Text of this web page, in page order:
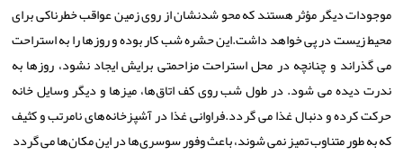
موجودات دیگر مؤثر هستند که محو شدنشان از روی زمین عواقب خطرناکی برای
محیط زیست در پی خواهد داشت.این حشره شب کار بوده و روزها را به استراحت
می ‌گذراند و چنانچه در محل استراحت مزاحمتی برایش ایجاد نشود، روزها به
ندرت دیده می ‌شود. در طول شب روی کف اتاق‌ها، میزها و دیگر وسایل خانه
حرکت کرده و دنبال غذا می ‌گردد.فراوانی غذا در آشپزخانه‌های نامرتب و کثیف
که به طور متناوب تمیز نمی ‌شوند، باعث وفور سوسری‌ها در این مکان‌ها می‌ گردد